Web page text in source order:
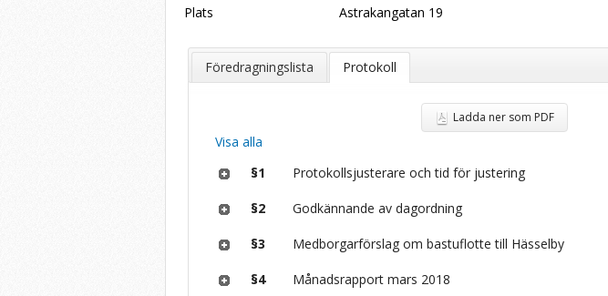
Plats
Astrakangatan 19
Föredragningslista Protokoll
Ladda ner som PDF
Visa alla
§1
Protokollsjusterare och tid för justering
§2 Godkännande av dagordning
§3 Medborgarförslag om bastuflotte till Hässelby
§4 Månadsrapport mars 2018